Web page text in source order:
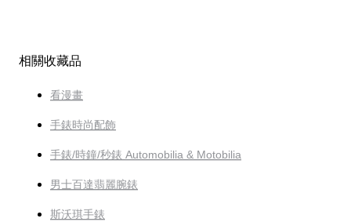
相關收藏品
看漫畫
手錶時尚配飾
手錶/時鐘/秒錶 Automobilia & Motobilia
男士百達翡麗腕錶
斯沃琪手錶